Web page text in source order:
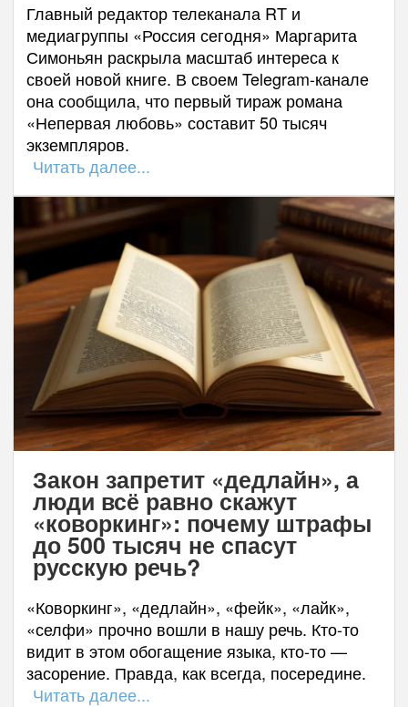
Главный редактор телеканала RT и
медиагруппы «Россия сегодня» Маргарита
Симоньян раскрыла масштаб интереса к
своей новой книге. В своем Telegram-канале
она сообщила, что первый тираж романа
«Непервая любовь» составит 50 тысяч
экземпляров.
Читать далее...
Закон запретит «дедлайн», а
люди всё равно скажут
«коворкинг»: почему штрафы
до 500 тысяч не спасут
русскую речь?
«Коворкинг», «дедлайн», «фейк», «лайк»,
«селфи» прочно вошли в нашу речь. Кто-то
видит в этом обогащение языка, кто-то —
засорение. Правда, как всегда, посередине.
Читать далее...